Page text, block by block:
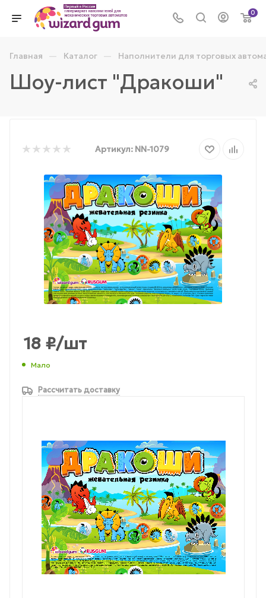
0
Главная — Каталог — Наполнители для торговых
Шоу-лист "Дракоши"
Артикул: NN-1079
18 ₽/шт
Мало
Рассчитать доставку